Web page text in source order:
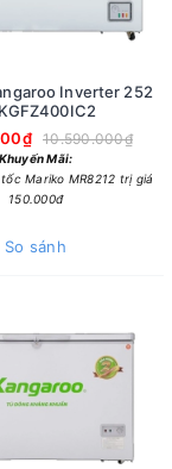
Inverter 252
10.590.000₫
Khuyến Mãi:
Mariko MR8212 trị giá
150.000đ
So sánh